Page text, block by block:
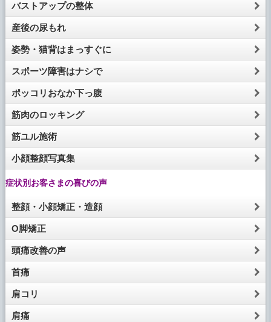
バストアップの整体
産後の尿もれ
姿勢・猫背はまっすぐに
スポーツ障害はナシで
ポッコリおなか下っ腹
筋肉のロッキング
筋ユル施術
小顔整顔写真集
症状別お客さまの喜びの声
整顔・小顔矯正・造顔
O脚矯正
頭痛改善の声
首痛
肩コリ
肩痛